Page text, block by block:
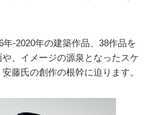
-2020年の建築作品、38作品を
、イメージの源泉となったスケ
藤氏の創作の根幹に迫ります。